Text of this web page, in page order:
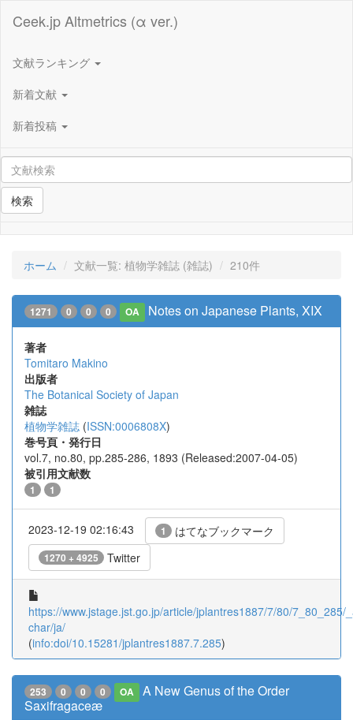
Ceek.jp Altmetrics (α ver.)
文献ランキング
新着文献
新着投稿
検索
ホーム 文献一覧: 植物学雑誌 (雑誌) 210件
1271 0 0 0 OA Notes on Japanese Plants, XIX
著者
Tomitaro Makino
出版者
The Botanical Society of Japan
雑誌
植物学雑誌 (ISSN:0006808X)
巻号頁・発行日
vol.7, no.80, pp.285-286, 1893 (Released:2007-04-05)
被引用文献数
1 1
2023-12-19 02:16:43 1 はてなブックマーク
1270 + 4925 Twitter
https://www.jstage.jst.go.jp/article/jplantres1887/7/80/7_80_285/
char/ja/
(info:doi/10.15281/jplantres1887.7.285)
253 0 0 0 OA
A New Genus of the Order
Saxifragaceæ